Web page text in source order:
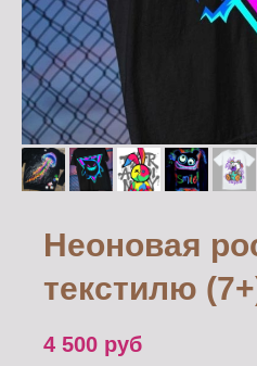
Неоновая
текстилю
4 500 руб